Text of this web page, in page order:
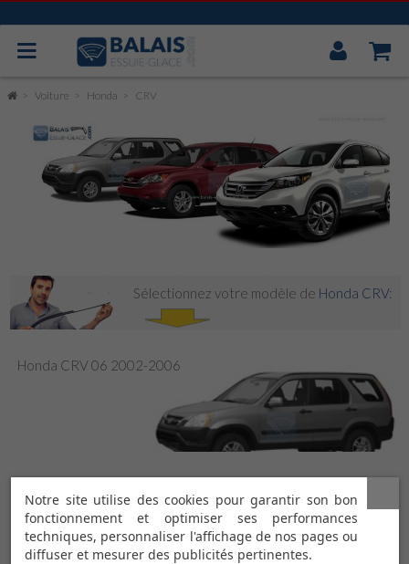
VALEO
MITSUBA
CAOUTCHOUC UNIVERSEL
Mon
Voiture Honda CRV
Sélectionnez votre modèle de Honda CRV:
Honda CRV 06 2002-2006
Honda CRV 12 2006-2012
Notre site utilise des cookies pour garantir son bon
fonctionnement et optimiser ses performances
techniques, personnaliser l'affichage de nos pages ou
diffuser et mesurer des publicités pertinentes.